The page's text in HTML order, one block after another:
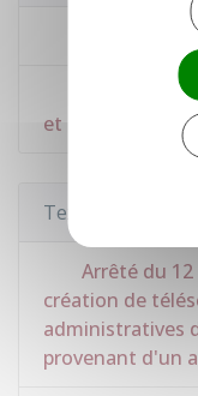
Importation
et demander un
Textes de
Arrêté du
création de
administratives
provenant d'un